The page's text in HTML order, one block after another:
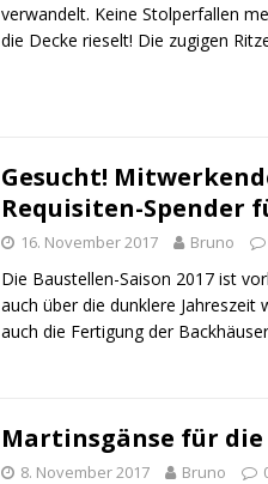
verwandelt. Keine Stolperfallen
die Decke rieselt! Die zugigen
Gesucht!
Requisiten-Spender
16. November 2017 Bruno
Die Baustellen-Saison 2017 ist
auch über die dunklere Jahreszeit
auch die Fertigung der
Martinsgänse für die
8. November 2017 Bruno